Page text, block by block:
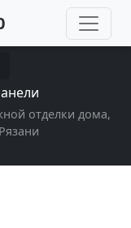
отделки дома,